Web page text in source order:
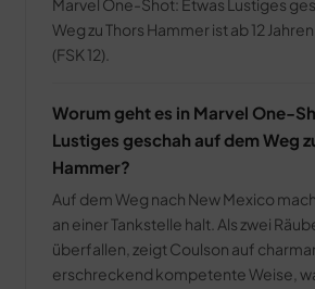
Marvel One-Shot: Etwas Lustiges
Weg zu Thors Hammer ist ab 12
(FSK 12).
Worum geht es in Marvel One-
Lustiges geschah auf dem Weg
Hammer?
Auf dem Weg nach New Mexico
an einer Tankstelle halt. Als zwei
überfallen, zeigt Coulson auf
erschreckend kompetente Weise,